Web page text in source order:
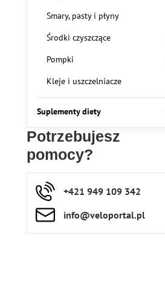
Potrzebujesz
pomocy?
+421 949 109 342
info​​@veloportal​.pl
Smary, pasty i płyny
Środki czyszczące
Pompki
Kleje i uszczelniacze
Suplementy diety